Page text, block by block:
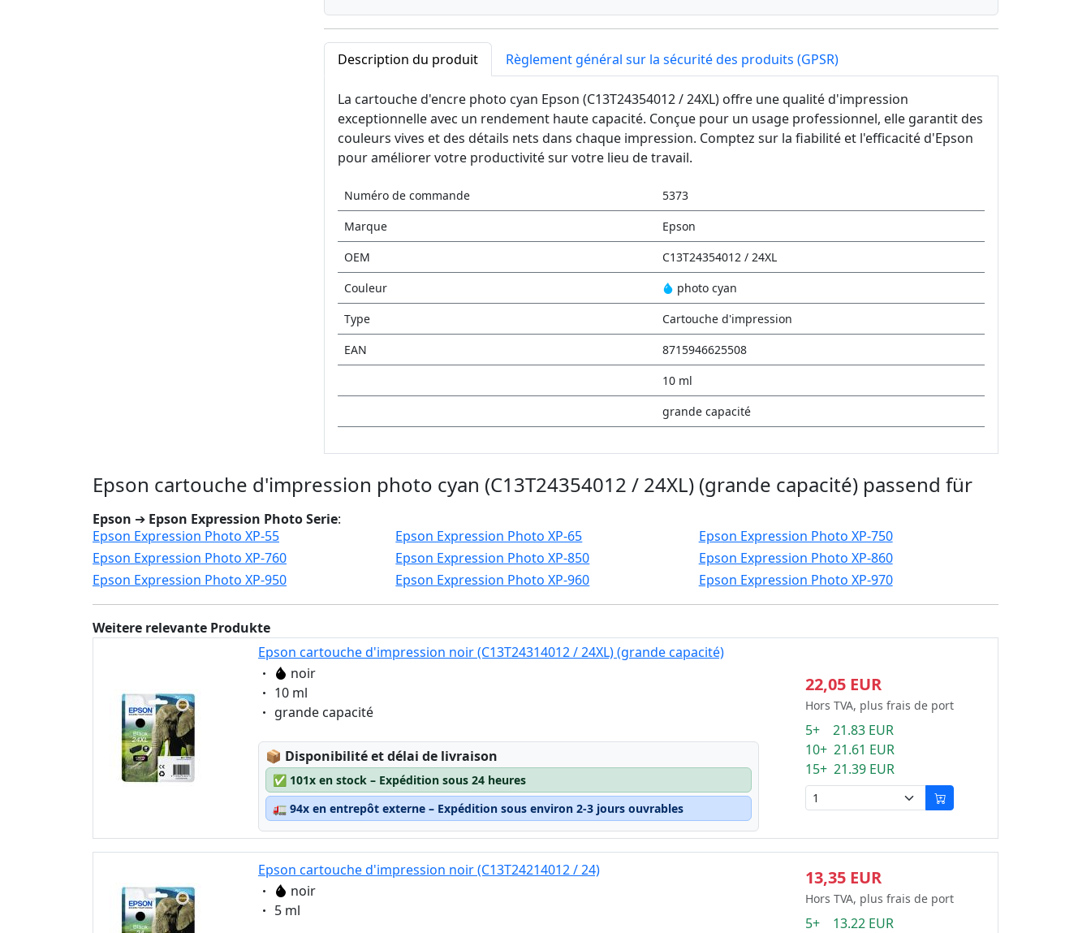
Description du produit Règlement général sur la sécurité des produits (GPSR)
La cartouche d'encre photo cyan Epson (C13T24354012 / 24XL) offre une qualité d'impression
exceptionnelle avec un rendement haute capacité. Conçue pour un usage professionnel, elle garantit des
couleurs vives et des détails nets dans chaque impression. Comptez sur la fiabilité et l'efficacité d'Epson
pour améliorer votre productivité sur votre lieu de travail.
Numéro de commande
5373
Marque
Epson
OEM
C13T24354012 / 24XL
Couleur
photo cyan
Type
Cartouche d'impression
EAN
8715946625508
10 ml
grande capacité
Epson cartouche d'impression photo cyan (C13T24354012 / 24XL) (grande capacité) passend für
Epson ➔ Epson Expression Photo Serie:
Epson Expression Photo XP-55
Epson Expression Photo XP-65
Epson Expression Photo XP-750
Epson Expression Photo XP-760
Epson Expression Photo XP-850
Epson Expression Photo XP-860
Epson Expression Photo XP-950
Epson Expression Photo XP-960 Epson Expression Photo XP-970
Weitere relevante Produkte
Epson cartouche d'impression noir (C13T24314012 / 24XL) (grande capacité)
Eigenschaft:
noir
Eigenschaft:
10 ml
Eigenschaft:
grande capacité
📦 Lagerstatus:
Disponibilité et délai de livraison
✅ 101x en stock – Expédition sous 24 heures
🚛 94x en entrepôt externe – Expédition sous environ 2-3 jours ouvrables
22,05 EUR
Hors TVA, plus frais de port
5+ 21.83 EUR
10+ 21.61 EUR
15+ 21.39 EUR
Epson cartouche d'impression noir (C13T24214012 / 24)
Eigenschaft:
noir
Eigenschaft:
5 ml
13,35 EUR
Hors TVA, plus frais de port
5+ 13.22 EUR